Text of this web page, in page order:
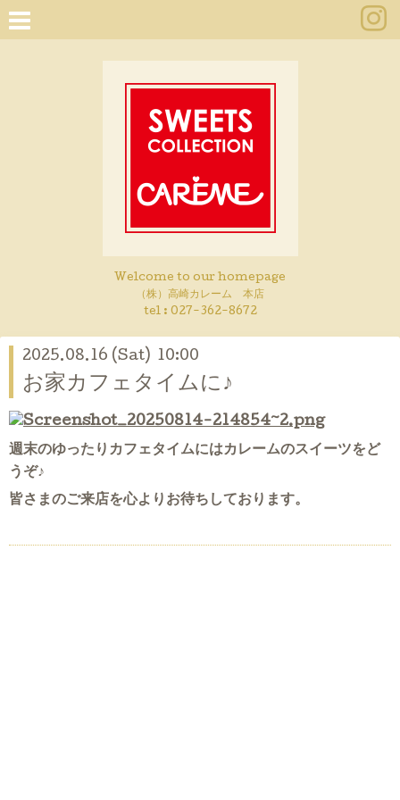
Welcome to our homepage
（株）高崎カレーム 本店
tel : 027-362-8672
2025.08.16 (Sat) 10:00
お家カフェタイムに♪
週末のゆったりカフェタイムにはカレームのスイーツをど
うぞ♪
皆さまのご来店を心よりお待ちしております。